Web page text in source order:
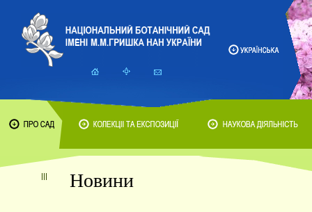
Новини